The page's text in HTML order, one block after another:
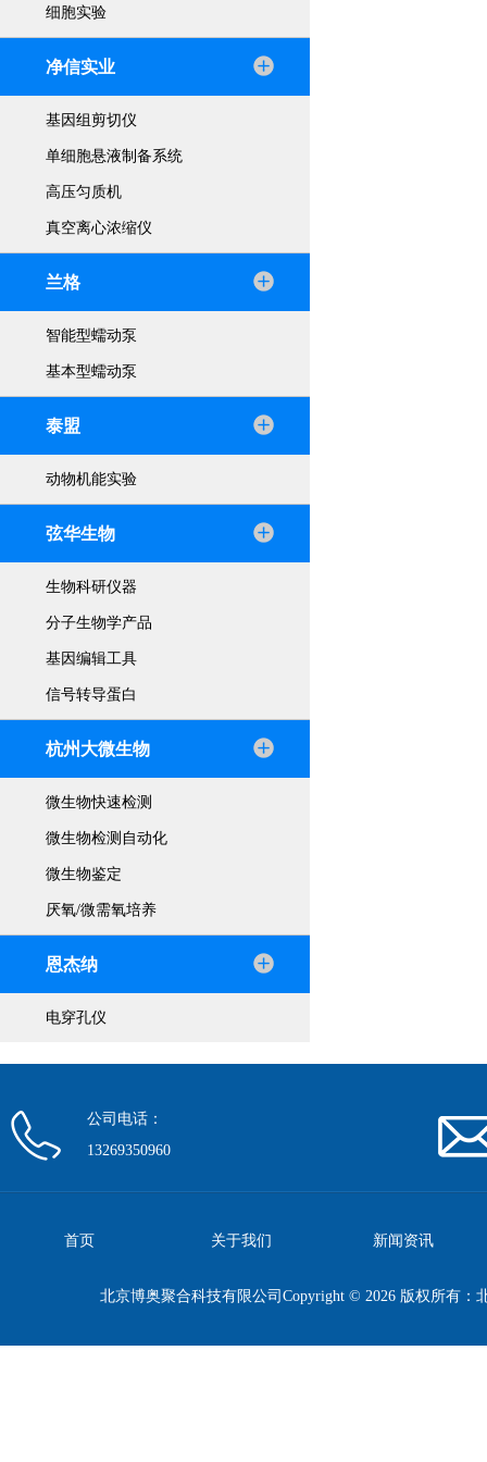
细胞实验
净信实业
基因组剪切仪
单细胞悬液制备系统
高压匀质机
真空离心浓缩仪
兰格
智能型蠕动泵
基本型蠕动泵
泰盟
动物机能实验
弦华生物
生物科研仪器
分子生物学产品
基因编辑工具
信号转导蛋白
杭州大微生物
微生物快速检测
微生物检测自动化
微生物鉴定
厌氧/微需氧培养
恩杰纳
电穿孔仪
公司电话：
13269350960
首页 关于我们 新闻资讯
北京博奥聚合科技有限公司Copyright © 2026 版权所有